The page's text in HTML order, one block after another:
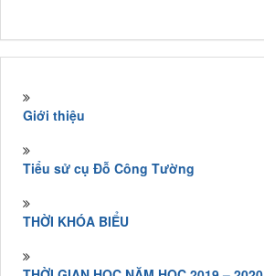
Giới thiệu
Tiểu sử cụ Đỗ Công Tường
THỜI KHÓA BIỂU